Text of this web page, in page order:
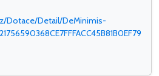
Dotace/Detail/DeMinimis-